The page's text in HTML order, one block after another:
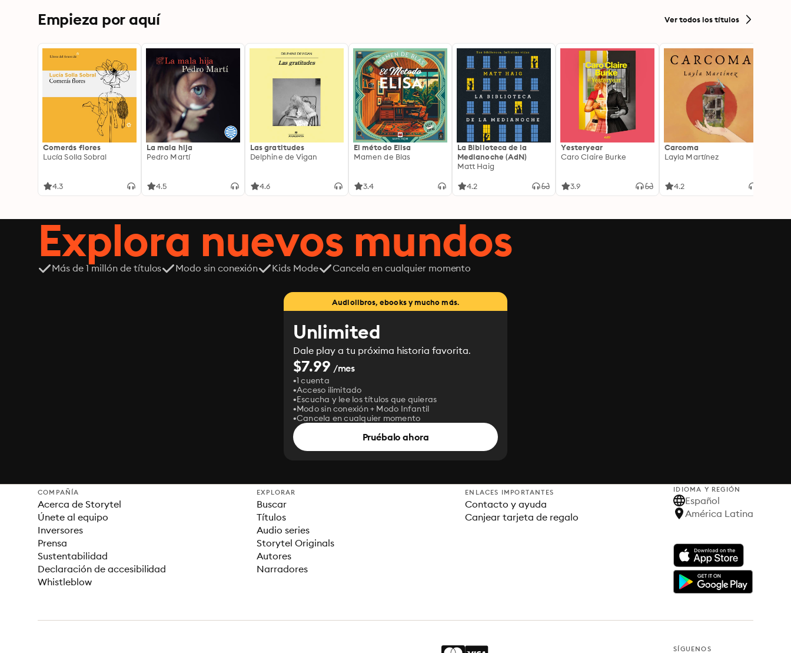
Empieza por aquí Ver todos los títulos
Comerás flores
Lucía Solla Sobral
4.3
La mala hija
Pedro Martí
4.5
Las gratitudes
Delphine de Vigan
4.6
El método Elisa
Mamen de Blas
3.4
La Biblioteca de la
Medianoche (AdN)
Matt Haig
4.2
Yesteryear
Caro Claire Burke
3.9
Carcoma
Layla Martínez
4.2
Explora nuevos mundos
Más de 1 millón de títulos Modo sin conexión Kids Mode Cancela en cualquier momento
Audiolibros, ebooks y mucho más.
Unlimited
Dale play a tu próxima historia favorita.
$7.99 /mes
1 cuenta
Acceso ilimitado
Escucha y lee los títulos que quieras
Modo sin conexión + Modo Infantil
Cancela en cualquier momento
Pruébalo ahora
COMPAÑÍA
Acerca de Storytel
Únete al equipo
Inversores
Prensa
Sustentabilidad
Declaración de accesibilidad
Whistleblow
EXPLORAR
Buscar
Títulos
Audio series
Storytel Originals
Autores
Narradores
ENLACES IMPORTANTES
Contacto y ayuda
Canjear tarjeta de regalo
IDIOMA Y REGIÓN
Español
América Latina
SÍGUENOS